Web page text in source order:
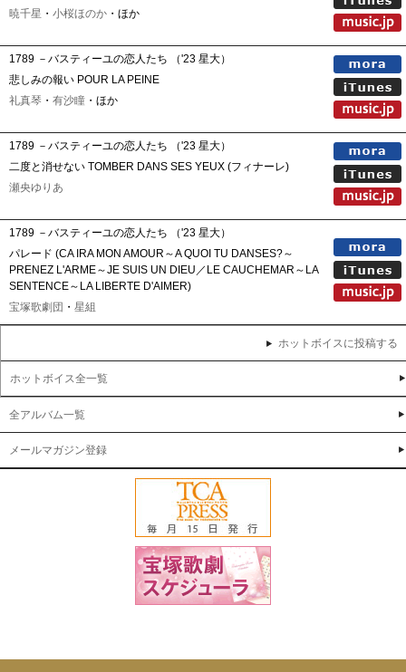
暁千星 ・ 小桜ほのか ・ほか
1789 －バスティーユの恋人たち （'23 星大）
悲しみの報い POUR LA PEINE
礼真琴 ・ 有沙瞳 ・ほか
1789 －バスティーユの恋人たち （'23 星大）
二度と消せない TOMBER DANS SES YEUX (フィナーレ)
瀬央ゆりあ
1789 －バスティーユの恋人たち （'23 星大）
パレード (CA IRA MON AMOUR～A QUOI TU DANSES?～
PRENEZ L'ARME～JE SUIS UN DIEU／LE CAUCHEMAR～LA
SENTENCE～LA LIBERTE D'AIMER)
宝塚歌劇団 ・ 星組
ホットボイスに投稿する
ホットボイス全一覧
全アルバム一覧
メールマガジン登録